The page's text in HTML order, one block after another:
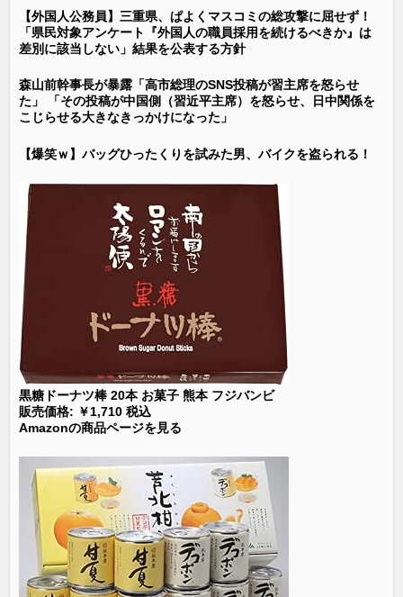
【外国人公務員】三重県、ぱよくマスコミの総攻撃に屈せず！
「県民対象アンケート『外国人の職員採用を続けるべきか』は
差別に該当しない」結果を公表する方針
森山前幹事長が暴露「高市総理のSNS投稿が習主席を怒らせ
た」 「その投稿が中国側（習近平主席）を怒らせ、日中関係を
こじらせる大きなきっかけになった」
【爆笑ｗ】バッグひったくりを試みた男、バイクを盗られる！
黒糖ドーナツ棒 20本 お菓子 熊本 フジバンビ
販売価格: ￥1,710 税込
Amazonの商品ページを見る